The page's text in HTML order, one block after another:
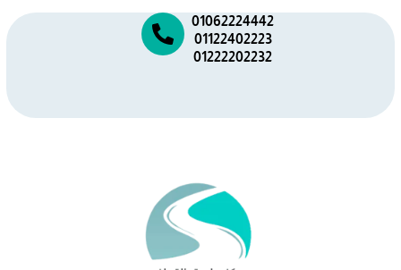
01062224442
01122402223
01222202232